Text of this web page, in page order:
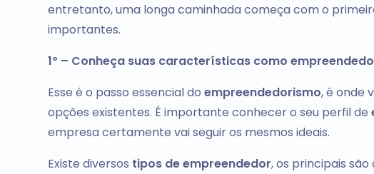
entretanto, uma longa caminhada começa com o
importantes.
1º – Conheça suas características como
Esse é o passo essencial do empreendedorismo, é onde
opções existentes. É importante conhecer o seu perfil de
empresa certamente vai seguir os mesmos ideais.
Existe diversos tipos de empreendedor, os principais